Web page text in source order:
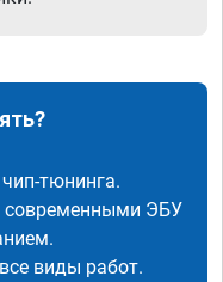
тюнинга.
современными ЭБУ
виды работ.